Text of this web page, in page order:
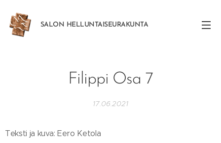
SALON HELLUNTAISEURAKUNTA
Filippi Osa 7
17.06.2021
Teksti ja kuva: Eero Ketola